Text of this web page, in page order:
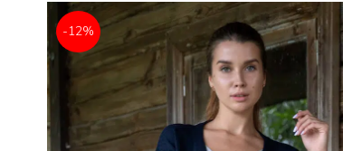
-12%